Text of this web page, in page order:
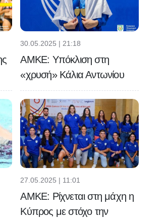
30.05.2025 | 21:18
ΑΜΚΕ: Υπόκλιση στη
«χρυσή» Κάλια Αντωνίου
27.05.2025 | 11:01
ΑΜΚΕ: Ρίχνεται στη μάχη η
Κύπρος με στόχο την